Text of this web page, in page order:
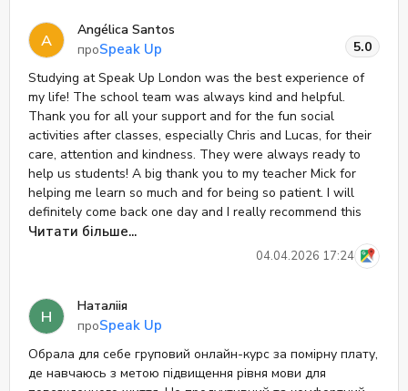
домовленостей — це вже не питання сервісу, це питання
довіри.
Категорично не рекомендую. Якщо не хочете опинитися
в ситуації, де ваші домовленості нічого не варті —
обходьте стороною.
A
Angélica Santos
проSpeak Up
04.04.2026 17:24
5.0
Studying at Speak Up London was the best experience of
my life! The school team was always kind and helpful.
Thank you for all your support and for the fun social
activities after classes, especially Chris and Lucas, for their
care, attention and kindness. They were always ready to
help us students! A big thank you to my teacher Mick for
helping me learn so much and for being so patient. I will
definitely come back one day and I really recommend this
school to anyone who wants to have the same amazing
experience. You will not regret it! Thanks!
Читати більше...
Н
Наталіія
проSpeak Up
Обрала для себе груповий онлайн-курс за помірну плату,
де навчаюсь з метою підвищення рівня мови для